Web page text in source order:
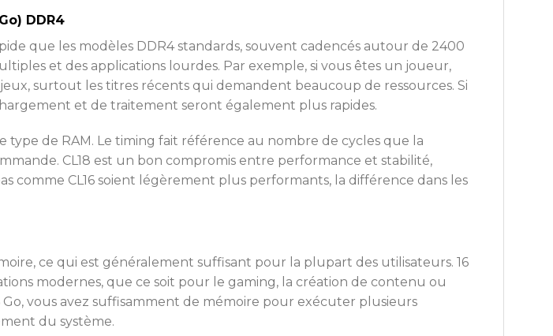
DDR4
que les modèles DDR4 standards, souvent cadencés autour de 2400
et des applications lourdes. Par exemple, si vous êtes un joueur,
surtout les titres récents qui demandent beaucoup de ressources. Si
et de traitement seront également plus rapides.
type de RAM. Le timing fait référence au nombre de cycles que la
CL18 est un bon compromis entre performance et stabilité,
comme CL16 soient légèrement plus performants, la différence dans les
ce qui est généralement suffisant pour la plupart des utilisateurs. 16
modernes, que ce soit pour le gaming, la création de contenu ou
vous avez suffisamment de mémoire pour exécuter plusieurs
du système.